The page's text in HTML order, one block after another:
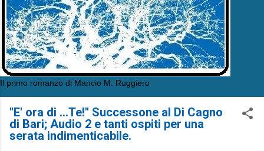
Il primo romanzo di Mancio M. Ruggiero
"E' ora di ...Te!" Successone al Di Cagno
di Bari; Audio 2 e tanti ospiti per una
serata indimenticabile.